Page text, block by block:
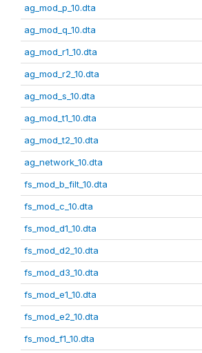
ag_mod_p_10.dta
ag_mod_q_10.dta
ag_mod_r1_10.dta
ag_mod_r2_10.dta
ag_mod_s_10.dta
ag_mod_t1_10.dta
ag_mod_t2_10.dta
ag_network_10.dta
fs_mod_b_filt_10.dta
fs_mod_c_10.dta
fs_mod_d1_10.dta
fs_mod_d2_10.dta
fs_mod_d3_10.dta
fs_mod_e1_10.dta
fs_mod_e2_10.dta
fs_mod_f1_10.dta